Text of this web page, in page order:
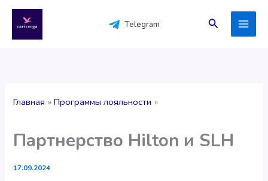
содержимому
Telegram Поиск
Главная Программы лояльности
Партнерство Hilton и SLH
17.09.2024